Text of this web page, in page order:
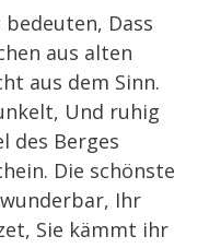
Dass
aus alten
aus dem Sinn.
Und ruhig
des Berges
Die schönste
Ihr
Sie kämmt ihr